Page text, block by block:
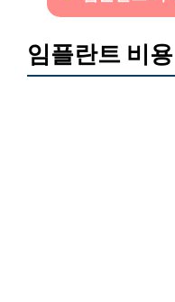
임플란트 비용